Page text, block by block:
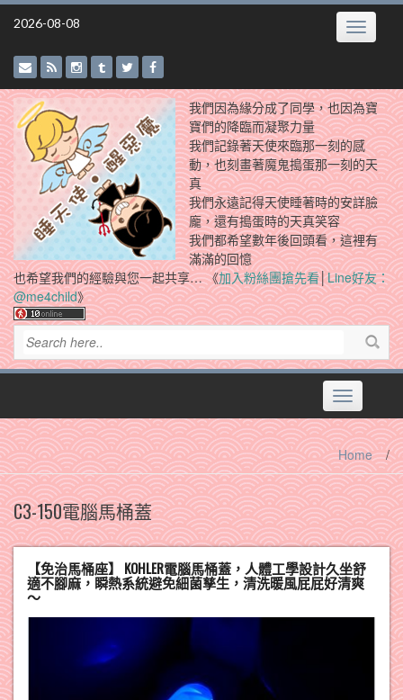
Skip
2026-08-08 Toggle
我們因為緣分成了同學，也因為寶
寶們的降臨而凝聚力量
我們記錄著天使來臨那一刻的感
動，也刻畫著魔鬼搗蛋那一刻的天
真
我們永遠記得天使睡著時的安詳臉
龐，還有搗蛋時的天真笑容
我們都希望數年後回頭看，這裡有
滿滿的回憶
也希望我們的經驗與您一起共享… 《加入粉絲團搶先看│Line好友：
@me4child》
Toggle
navigation
Home /
C3-150電腦馬桶蓋
【免治馬桶座】 KOHLER電腦馬桶蓋，人體工學設計久坐舒
適不腳麻，瞬熱系統避免細菌孳生，清洗暖風屁屁好清爽
～